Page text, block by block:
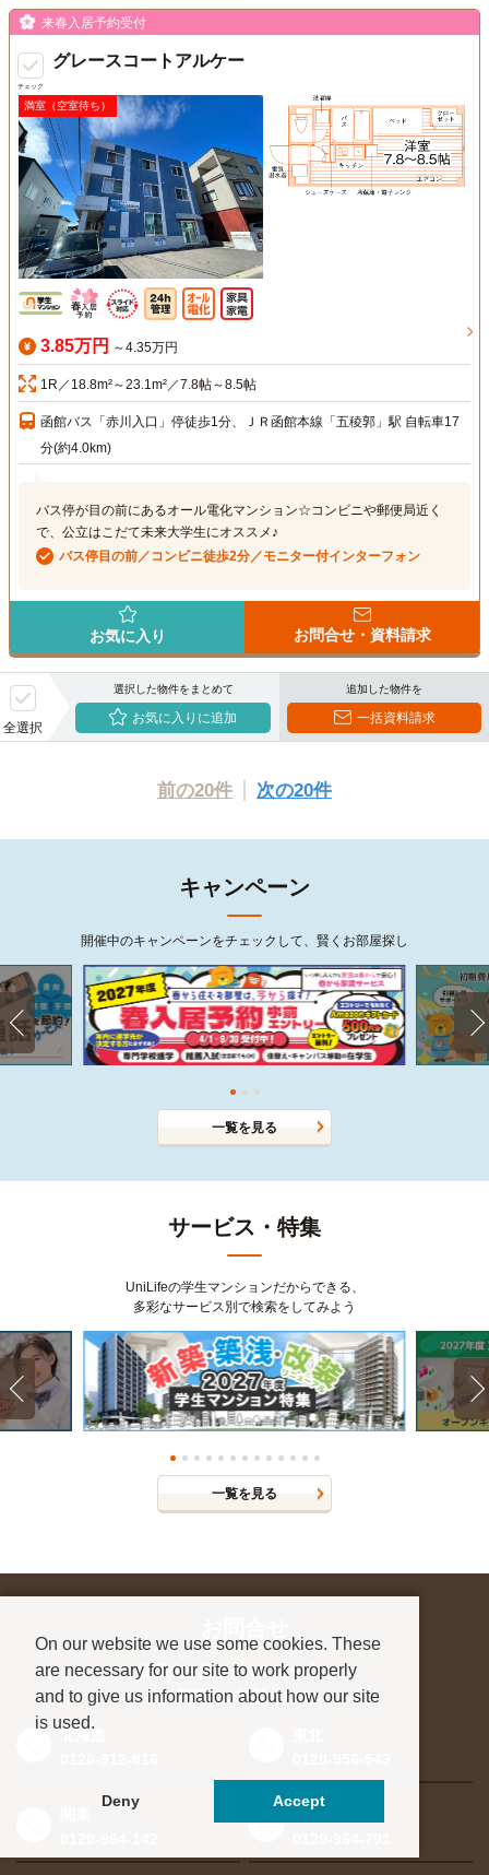
チェック
来春入居予約受付
グレースコートアルケー
満室（空室待ち）
3.85万円 ～4.35万円
1R／18.8m²～23.1m²／7.8帖～8.5帖
函館バス「赤川入口」停徒歩1分、ＪＲ函館本線「五稜郭」駅 自転車17
分(約4.0km)
バス停が目の前にあるオール電化マンション☆コンビニや郵便局近く
で、公立はこだて未来大学生にオススメ♪
バス停目の前／コンビニ徒歩2分／モニター付インターフォン
お気に入り お問合せ・資料請求
全選択
選択した物件をまとめて
お気に入りに追加
追加した物件を
一括資料請求
前の20件 次の20件
キャンペーン
開催中のキャンペーンをチェックして、賢くお部屋探し
一覧を見る
サービス・特集
UniLifeの学生マンションだからできる、
多彩なサービス別で検索をしてみよう
一覧を見る
進学先が決まっていない方も、
お気軽にご相談ください
東海・北信越
On our website we use some cookies. These
are necessary for our site to work properly
and to give us information about how our site
is used.
Deny Accept